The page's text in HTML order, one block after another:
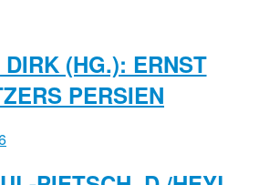
(HG.): ERNST
PERSIEN